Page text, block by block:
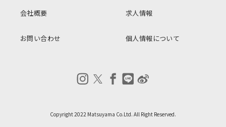
会社概要 求人情報
お問い合わせ 個人情報について
Copyright 2022 Matsuyama Co.Ltd. All Right Reserved.